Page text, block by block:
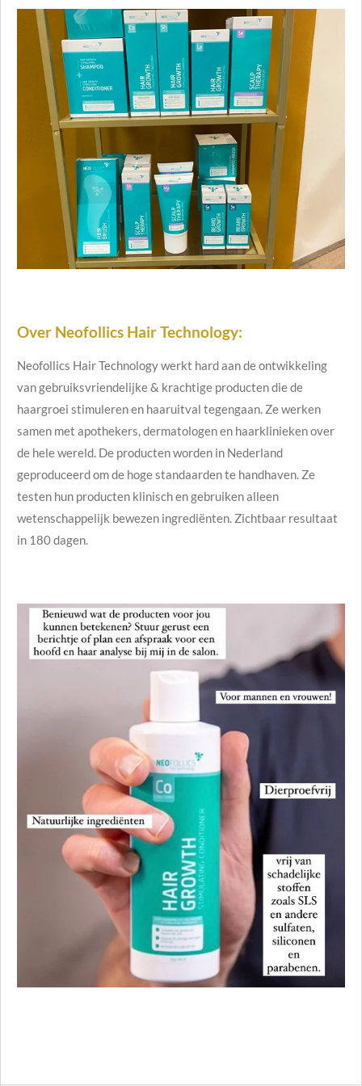
Over Neofollics Hair Technology:
Neofollics Hair Technology werkt hard aan de ontwikkeling
van gebruiksvriendelijke & krachtige producten die de
haargroei stimuleren en haaruitval tegengaan. Ze werken
samen met apothekers, dermatologen en haarklinieken over
de hele wereld. De producten worden in Nederland
geproduceerd om de hoge standaarden te handhaven. Ze
testen hun producten klinisch en gebruiken alleen
wetenschappelijk bewezen ingrediënten. Zichtbaar resultaat
in 180 dagen.